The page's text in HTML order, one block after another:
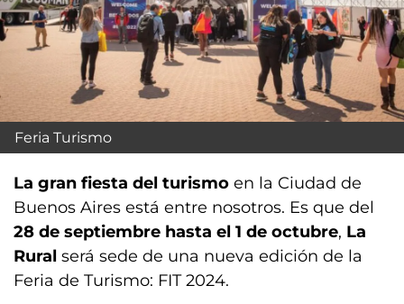
Feria Turismo
La gran fiesta del turismo en la Ciudad de
Buenos Aires está entre nosotros. Es que del
28 de septiembre hasta el 1 de octubre, La
Rural será sede de una nueva edición de la
Feria de Turismo: FIT 2024.